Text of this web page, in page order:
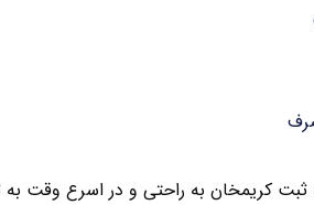
کریمخان به راحتی و در اسرع وقت